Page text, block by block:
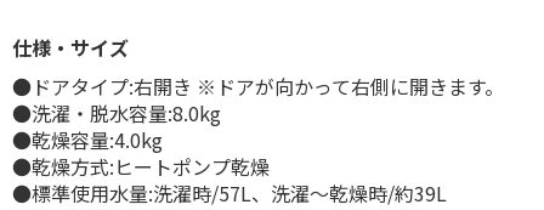
仕様・サイズ
●ドアタイプ:右開き ※ドアが向かって右側に開きます。
●洗濯・脱水容量:8.0kg
●乾燥容量:4.0kg
●乾燥方式:ヒートポンプ乾燥
●標準使用水量:洗濯時/57L、洗濯～乾燥時/約39L